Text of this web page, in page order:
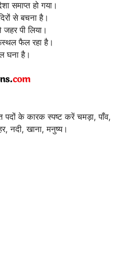
समाप्त हो गया।
से बचना है।
पी लिया।
फैल रहा है।
घना है।
पदों के कारक स्पष्ट करें चमड़ा, पाँव,
नदी, खाना, मनुष्य।